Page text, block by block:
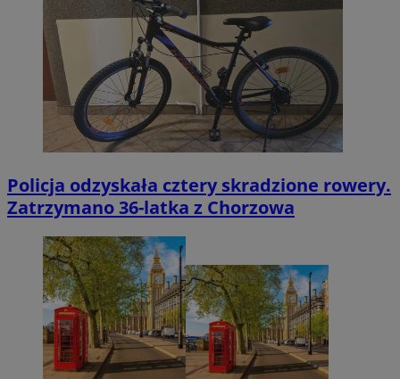
Policja odzyskała cztery skradzione rowery.
Zatrzymano 36-latka z Chorzowa